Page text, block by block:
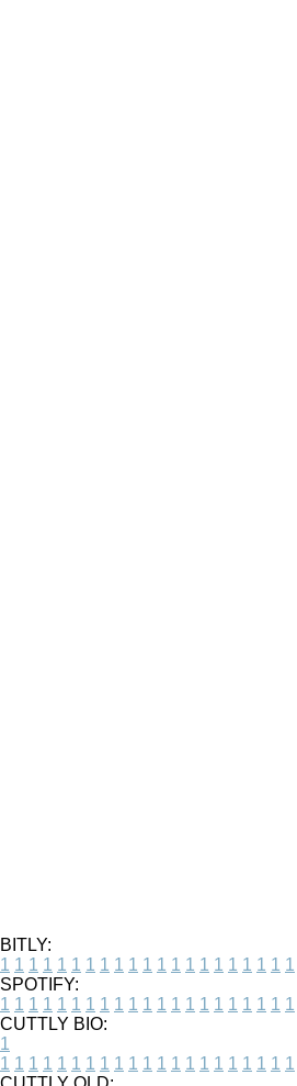
BITLY:
1 1 1 1 1 1 1 1 1 1 1 1 1 1 1 1 1 1 1 1 1
SPOTIFY:
1 1 1 1 1 1 1 1 1 1 1 1 1 1 1 1 1 1 1 1 1
CUTTLY BIO:
1
1 1 1 1 1 1 1 1 1 1 1 1 1 1 1 1 1 1 1 1 1